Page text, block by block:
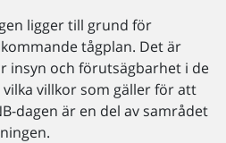
ligger till grund för
tågplan. Det är
insyn och förutsägbarhet i de
villkor som gäller för att
dagen är en del av samrådet